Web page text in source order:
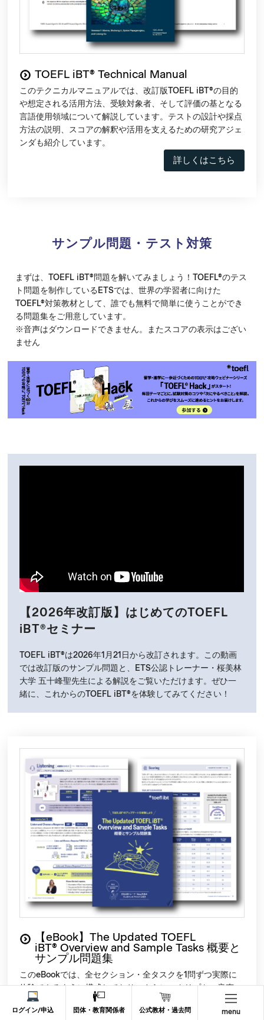
TOEFL iBT® Technical Manual
このテクニカルマニュアルでは、改訂版TOEFL iBT®の目的
や想定される活用方法、受験対象者、そして評価の基となる
言語使用領域について解説しています。テストの設計や採点
方法の説明、スコアの解釈や活用を支えるための研究アジェ
ンダも紹介しています。
詳しくはこちら
サンプル問題・テスト対策
まずは、TOEFL iBT®問題を解いてみましょう！TOEFL®のテス
ト問題を制作しているETSでは、世界の学習者に向けた
TOEFL®対策教材として、誰でも無料で簡単に使うことができ
る問題集をご用意しています。
※音声はダウンロードできません。またスコアの表示はござい
ません
【2026年改訂版】はじめてのTOEFL
iBT®セミナー
TOEFL iBT®は2026年1月21日から改訂されます。この動画
では改訂版のサンプル問題と、ETS公認トレーナー・桜美林
大学 五十峰聖先生による解説をご覧いただけます。ぜひ一
緒に、これからのTOEFL iBT®を体験してみてください！
【eBook】The Updated TOEFL
iBT® Overview and Sample Tasks 概要と
サンプル問題集
このeBookでは、全セクション・全タスクを1問ずつ実際に
体験できるように構成しており、さらにスクリプト・音声・
日本語訳・解答例まで完全収録。また、上記の「はじめての
TOEFL iBT
」セミナー動画と組み合わせて学ぶことで理解
ログイン/申込 団体・教育関係者 公式教材・過去問 menu